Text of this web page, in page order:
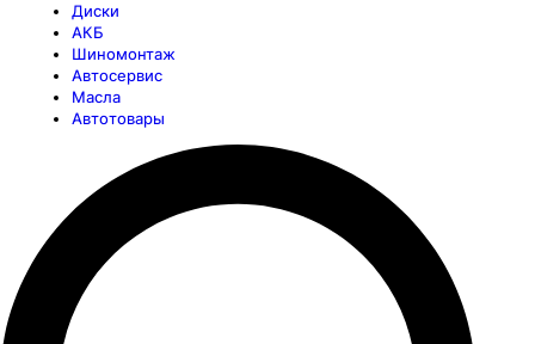
Диски
АКБ
Шиномонтаж
Автосервис
Масла
Автотовары